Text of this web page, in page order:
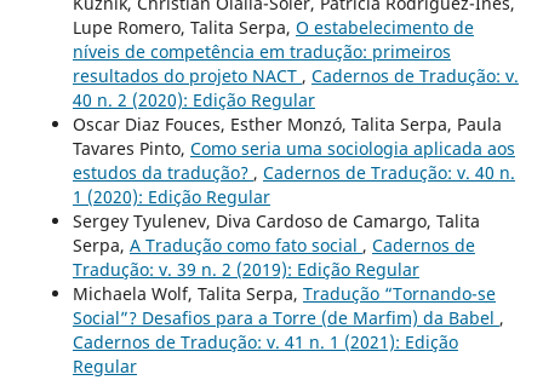
Lupe Romero, Talita Serpa, O estabelecimento de
níveis de competência em tradução: primeiros
resultados do projeto NACT , Cadernos de Tradução: v.
40 n. 2 (2020): Edição Regular
Oscar Diaz Fouces, Esther Monzó, Talita Serpa, Paula
Tavares Pinto, Como seria uma sociologia aplicada aos
estudos da tradução? , Cadernos de Tradução: v. 40 n.
1 (2020): Edição Regular
Sergey Tyulenev, Diva Cardoso de Camargo, Talita
Serpa, A Tradução como fato social , Cadernos de
Tradução: v. 39 n. 2 (2019): Edição Regular
Michaela Wolf, Talita Serpa, Tradução “Tornando-se
Social”? Desafios para a Torre (de Marfim) da Babel ,
Cadernos de Tradução: v. 41 n. 1 (2021): Edição
Regular